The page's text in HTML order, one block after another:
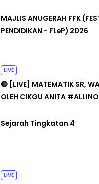
MAJLIS ANUGERAH FFK
PENDIDIKAN - FLeP) 2026
LIVE
🔴 [LIVE] MATEMATIK SR,
OLEH CIKGU ANITA
Sejarah Tingkatan 4
LIVE